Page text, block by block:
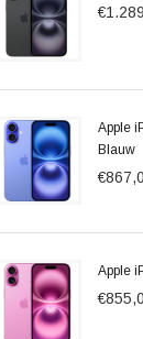
Apple
Blauw
Apple